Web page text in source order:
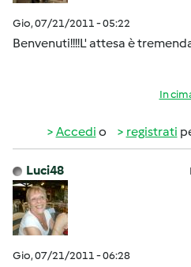
Gio, 07/21/2011 - 05:22
Benvenuti!!!!L' attesa è
In
Accedi o registrati
Luci48
Gio, 07/21/2011 - 06:28